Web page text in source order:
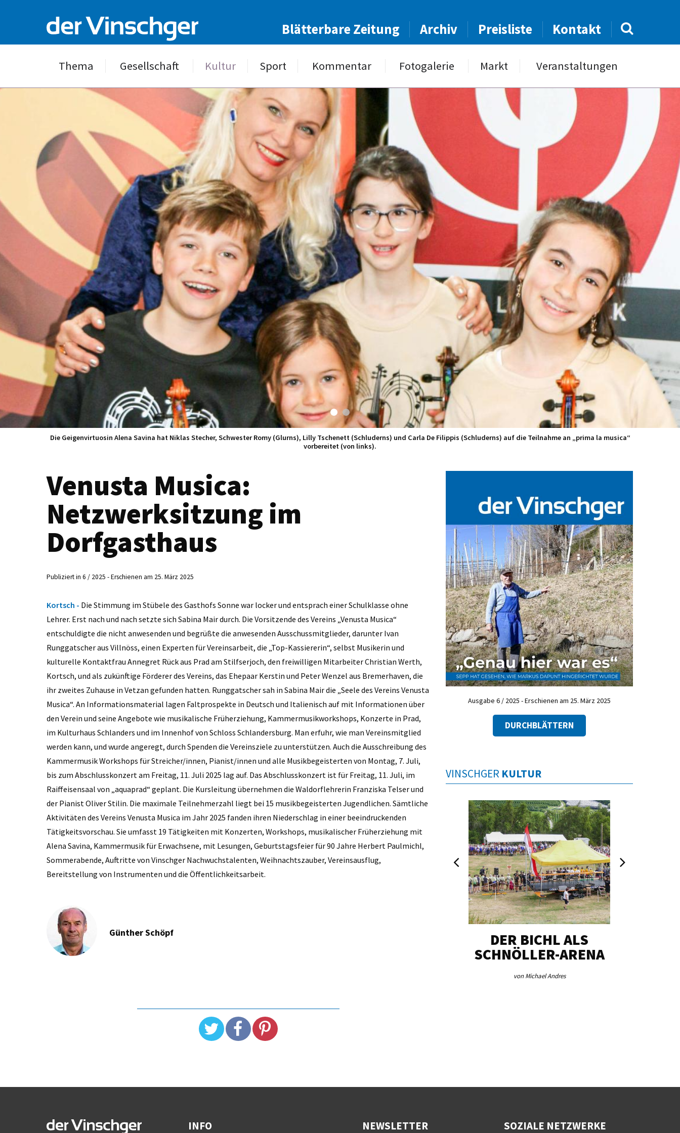
Blätterbare Zeitung Archiv Preisliste Kontakt
Thema Gesellschaft Kultur Sport Kommentar Fotogalerie Markt Veranstaltungen
Die Geigenvirtuosin Alena Savina hat Niklas Stecher, Schwester Romy (Glurns), Lilly Tschenett (Schluderns) und Carla De Filippis (Schluderns) auf die Teilnahme an „prima la musica“
vorbereitet (von links).
Venusta Musica:
Netzwerksitzung im
Dorfgasthaus
Publiziert in 6 / 2025 - Erschienen am 25. März 2025
Kortsch - Die Stimmung im Stübele des Gasthofs Sonne war locker und entsprach einer Schulklasse ohne
Lehrer. Erst nach und nach setzte sich Sabina Mair durch. Die Vorsitzende des Vereins „Venusta Musica“
entschuldigte die nicht anwesenden und begrüßte die anwesenden Ausschussmitglieder, darunter Ivan
Runggatscher aus Villnöss, einen Experten für Vereinsarbeit, die „Top-Kassiererin“, selbst Musikerin und
kulturelle Kontaktfrau Annegret Rück aus Prad am Stilfserjoch, den freiwilligen Mitarbeiter Christian Werth,
Kortsch, und als zukünftige Förderer des Vereins, das Ehepaar Kerstin und Peter Wenzel aus Bremerhaven, die
ihr zweites Zuhause in Vetzan gefunden hatten. Runggatscher sah in Sabina Mair die „Seele des Vereins Venusta
Musica“. An Informationsmaterial lagen Faltprospekte in Deutsch und Italienisch auf mit Informationen über
den Verein und seine Angebote wie musikalische Früherziehung, Kammermusikworkshops, Konzerte in Prad,
im Kulturhaus Schlanders und im Innenhof von Schloss Schlandersburg. Man erfuhr, wie man Vereinsmitglied
werden kann, und wurde angeregt, durch Spenden die Vereinsziele zu unterstützen. Auch die Ausschreibung des
Kammermusik Workshops für Streicher/innen, Pianist/innen und alle Musikbegeisterten von Montag, 7. Juli,
bis zum Abschlusskonzert am Freitag, 11. Juli 2025 lag auf. Das Abschlusskonzert ist für Freitag, 11. Juli, im
Raiffeisensaal von „aquaprad“ geplant. Die Kursleitung übernehmen die Waldorflehrerin Franziska Telser und
der Pianist Oliver Stilin. Die maximale Teilnehmerzahl liegt bei 15 musikbegeisterten Jugendlichen. Sämtliche
Aktivitäten des Vereins Venusta Musica im Jahr 2025 fanden ihren Niederschlag in einer beeindruckenden
Tätigkeitsvorschau. Sie umfasst 19 Tätigkeiten mit Konzerten, Workshops, musikalischer Früherziehung mit
Alena Savina, Kammermusik für Erwachsene, mit Lesungen, Geburtstagsfeier für 90 Jahre Herbert Paulmichl,
Sommerabende, Auftritte von Vinschger Nachwuchstalenten, Weihnachtszauber, Vereinsausflug,
Bereitstellung von Instrumenten und die Öffentlichkeitsarbeit.
Günther Schöpf
Ausgabe 6 / 2025 - Erschienen am 25. März 2025
DURCHBLÄTTERN
VINSCHGER KULTUR
DER BICHL ALS
SCHNÖLLER-ARENA
von Michael Andres
INFO NEWSLETTER SOZIALE NETZWERKE